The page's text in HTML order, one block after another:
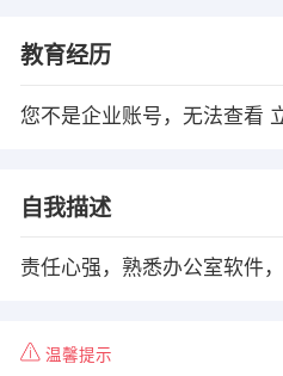
教育经历
您不是企业账号，无法查看
自我描述
责任心强，熟悉办公室软件
温馨提示